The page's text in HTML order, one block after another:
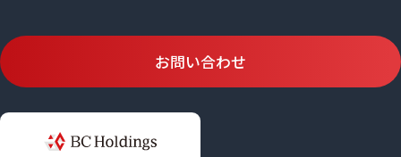
お問い合わせ